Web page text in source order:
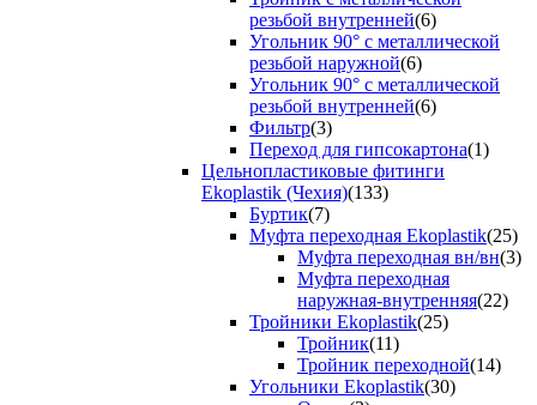
резьбой внутренней(6)
Угольник 90° с металлической
резьбой наружной(6)
Угольник 90° с металлической
резьбой внутренней(6)
Фильтр(3)
Переход для гипсокартона(1)
Цельнопластиковые фитинги
Ekoplastik (Чехия)(133)
Буртик(7)
Муфта переходная Ekoplastik(25)
Муфта переходная вн/вн(3)
Муфта переходная
наружная-внутренняя(22)
Тройники Ekoplastik(25)
Тройник(11)
Тройник переходной(14)
Угольники Ekoplastik(30)